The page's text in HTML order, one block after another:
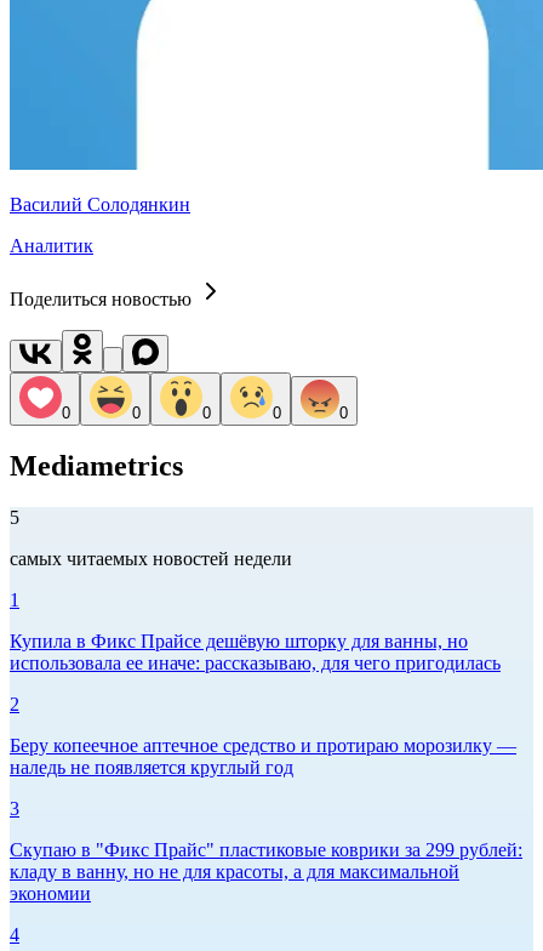
Василий Солодянкин
Аналитик
Поделиться новостью
0 0 0 0 0
Mediametrics
5
самых читаемых новостей недели
1
Купила в Фикс Прайсе дешёвую шторку для ванны, но
использовала ее иначе: рассказываю, для чего пригодилась
2
Беру копеечное аптечное средство и протираю морозилку —
наледь не появляется круглый год
3
Скупаю в "Фикс Прайс" пластиковые коврики за 299 рублей:
кладу в ванну, но не для красоты, а для максимальной
экономии
4